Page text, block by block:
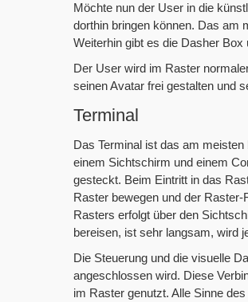
Möchte nun der User in die
dorthin bringen können. Das am
Weiterhin gibt es die Dasher Box
Der User wird im Raster
seinen Avatar frei gestalten und
Terminal
Das Terminal ist das am
einem Sichtschirm und einem
gesteckt. Beim Eintritt in das
Raster bewegen und der
Rasters erfolgt über den
bereisen, ist sehr langsam, wird
Die Steuerung und die visuelle
angeschlossen wird. Diese
im Raster genutzt. Alle Sinne